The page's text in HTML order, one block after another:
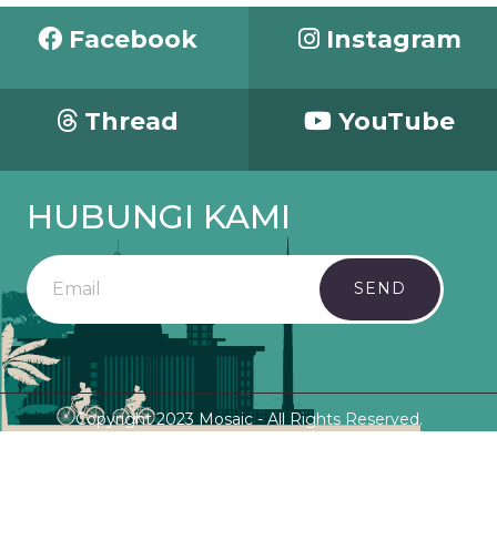
Facebook Instagram
Thread YouTube
HUBUNGI KAMI
SEND
Copyright 2023 Mosaic - All Rights Reserved.